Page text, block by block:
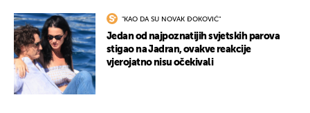
"KAO DA SU NOVAK ĐOKOVIĆ"
Jedan od najpoznatijih svjetskih parova
stigao na Jadran, ovakve reakcije
vjerojatno nisu očekivali